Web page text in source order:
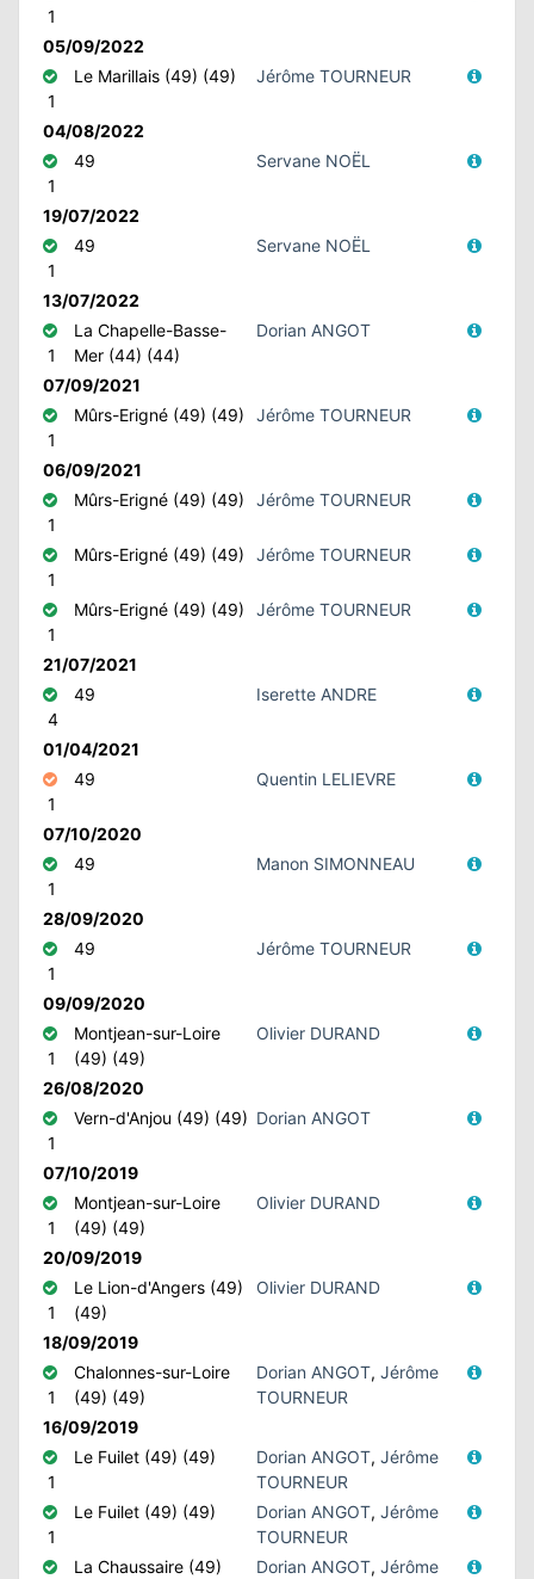
1
05/09/2022
1
Le Marillais (49) (49) Jérôme TOURNEUR
04/08/2022
1
49 Servane NOËL
19/07/2022
1
49 Servane NOËL
13/07/2022
1
La Chapelle-Basse-
Mer (44) (44)
Dorian ANGOT
07/09/2021
1
Mûrs-Erigné (49) (49) Jérôme TOURNEUR
06/09/2021
1
Mûrs-Erigné (49) (49) Jérôme TOURNEUR
1
Mûrs-Erigné (49) (49) Jérôme TOURNEUR
1
Mûrs-Erigné (49) (49) Jérôme TOURNEUR
21/07/2021
4
49 Iserette ANDRE
01/04/2021
1
49 Quentin LELIEVRE
07/10/2020
1
49 Manon SIMONNEAU
28/09/2020
1
49 Jérôme TOURNEUR
09/09/2020
1
Montjean-sur-Loire
(49) (49)
Olivier DURAND
26/08/2020
1
Vern-d'Anjou (49) (49) Dorian ANGOT
07/10/2019
1
Montjean-sur-Loire
(49) (49)
Olivier DURAND
20/09/2019
1
Le Lion-d'Angers (49)
(49)
Olivier DURAND
18/09/2019
1
Chalonnes-sur-Loire
(49) (49)
Dorian ANGOT,Jérôme
TOURNEUR
16/09/2019
1
Le Fuilet (49) (49) Dorian ANGOT,Jérôme
TOURNEUR
1
Le Fuilet (49) (49) Dorian ANGOT,Jérôme
TOURNEUR
La Chaussaire (49)
Dorian ANGOT,Jérôme